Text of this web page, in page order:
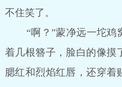
不住笑了。
“啊？”蒙净远一坨鸡
着几根簪子，脸白的像摸
腮红和烈焰红唇，还穿着